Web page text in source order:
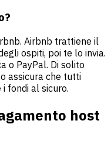
?
Airbnb trattiene il
ospiti, poi te lo invia.
o PayPal. Di solito
assicura che tutti
fondi al sicuro.
host